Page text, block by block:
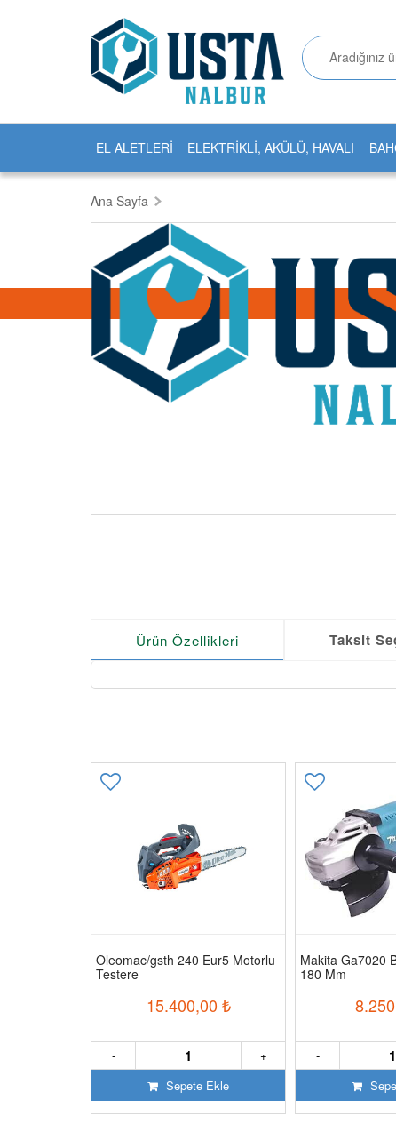
EL ALETLERİ ELEKTRİKLİ, AKÜLÜ, HAVALI
Ana Sayfa
Ürün Özellikleri Taksit
Oleomac/gsth 240 Eur5 Motorlu
Testere
15.400,00 ₺
+
-
Sepete Ekle
Makita Ga7020
180 Mm
-